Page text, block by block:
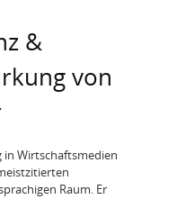
&
von
in Wirtschaftsmedien
Raum. Er